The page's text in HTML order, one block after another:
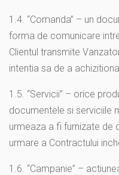
1.4. “Comanda” – un
forma de comunicare
Clientul transmite
intentia sa de a
1.5. “Servicii” – orice
documentele si serviciile
urmeaza a fi furnizate de
urmare a Contractului
1.6. “Campanie” –